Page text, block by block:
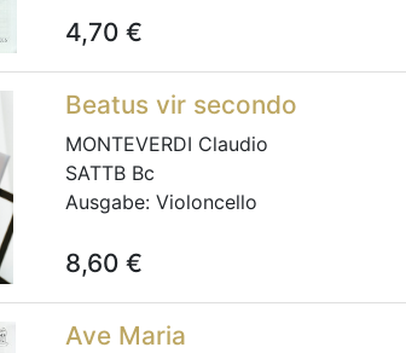
4,70 €
Beatus vir secondo
MONTEVERDI Claudio
SATTB Bc
Ausgabe: Violoncello
8,60 €
Ave Maria